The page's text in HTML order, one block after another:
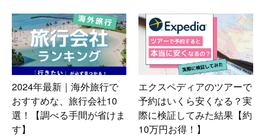
2024年最新｜海外旅行で
おすすめな、旅行会社10
選！【調べる手間が省けま
す】
エクスペディアのツアーで
予約はいくら安くなる？実
際に検証してみた結果【約
10万円お得！】